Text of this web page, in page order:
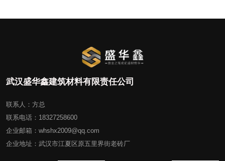
武汉盛华鑫建筑材料有限责任公司
联系人：方总
联系电话：18327258600
企业邮箱：whshx2009@qq.com
企业地址：武汉市江夏区原五里界街老砖厂